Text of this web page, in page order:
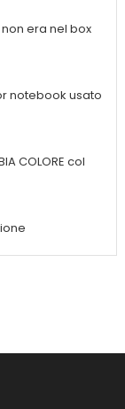
era nel box
notebook usato
COLORE col